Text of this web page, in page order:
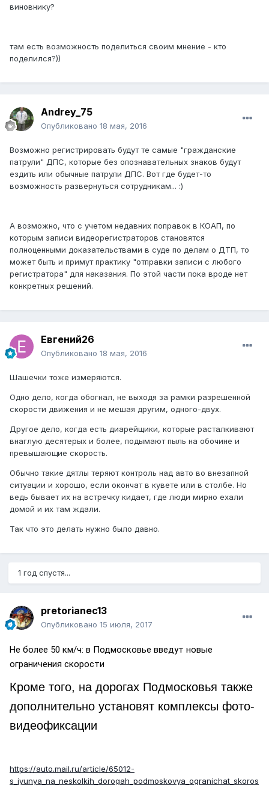
виновнику?
там есть возможность поделиться своим мнение - кто
поделился?))
Andrey_75
Опубликовано 18 мая, 2016
Возможно регистрировать будут те самые "гражданские
патрули" ДПС, которые без опознавательных знаков будут
ездить или обычные патрули ДПС. Вот где будет-то
возможность развернуться сотрудникам... :)
А возможно, что с учетом недавних поправок в КОАП, по
которым записи видеорегистраторов становятся
полноценными доказательствами в суде по делам о ДТП, то
может быть и примут практику "отправки записи с любого
регистратора" для наказания. По этой части пока вроде нет
конкретных решений.
Евгений26
Опубликовано 18 мая, 2016
Шашечки тоже измеряются.
Одно дело, когда обогнал, не выходя за рамки разрешенной
скорости движения и не мешая другим, одного-двух.
Другое дело, когда есть диарейщики, которые расталкивают
внаглую десятерых и более, подымают пыль на обочине и
превышающие скорость.
Обычно такие дятлы теряют контроль над авто во внезапной
ситуации и хорошо, если окончат в кувете или в столбе. Но
ведь бывает их на встречку кидает, где люди мирно ехали
домой и их там ждали.
Так что это делать нужно было давно.
1 год спустя...
pretorianec13
Опубликовано 15 июля, 2017
Не более 50 км/ч: в Подмосковье введут новые
ограничения скорости
Кроме того, на дорогах Подмосковья также
дополнительно установят комплексы фото-
видеофиксации
https://auto.mail.ru/article/65012-
s_iyunya_na_neskolkih_dorogah_podmoskovya_ogranichat_skoros